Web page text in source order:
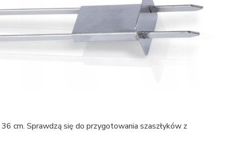
cm. Sprawdzą się do przygotowania szaszłyków z